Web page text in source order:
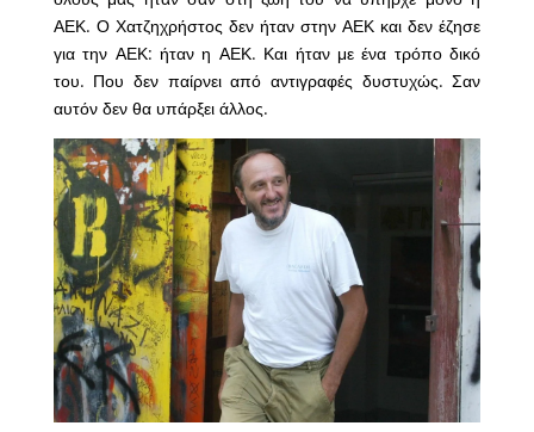
ΑΕΚ. Ο Χατζηχρήστος δεν ήταν στην ΑΕΚ και δεν έζησε
για την ΑΕΚ: ήταν η ΑΕΚ. Και ήταν με ένα τρόπο δικό
του. Που δεν παίρνει από αντιγραφές δυστυχώς. Σαν
αυτόν δεν θα υπάρξει άλλος.